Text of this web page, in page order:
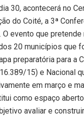
30, acontecerá no
do Coité, a 3ª
evento que pretende
20 municípios que
preparatória para a
15) e Nacional
em março e
como espaço
avaliar e